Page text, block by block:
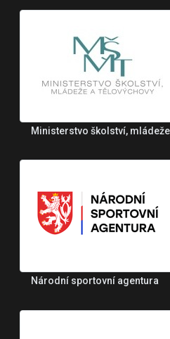
Ministerstvo školství,
Národní sportovní agentura